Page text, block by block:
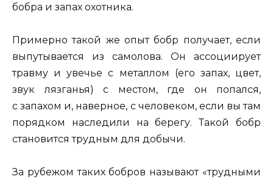
бобра и запах охотника.
Примерно такой же опыт бобр получает, если
выпутывается из самолова. Он ассоциирует
травму и увечье с металлом (его запах, цвет,
звук лязганья) с местом, где он попался,
с запахом и, наверное, с человеком, если вы там
порядком наследили на берегу. Такой бобр
становится трудным для добычи.
За рубежом таких бобров называют «трудными